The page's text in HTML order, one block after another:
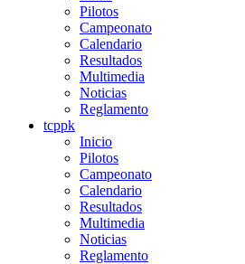
Pilotos
Campeonato
Calendario
Resultados
Multimedia
Noticias
Reglamento
tcppk
Inicio
Pilotos
Campeonato
Calendario
Resultados
Multimedia
Noticias
Reglamento